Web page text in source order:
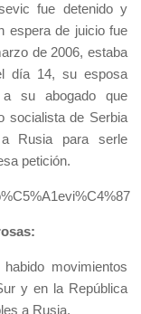
fue detenido y
espera de juicio fue
de 2006, estaba
día 14, su esposa
a su abogado que
socialista de Serbia
Rusia para serle
petición.
movimientos
y en la República
a Rusia.